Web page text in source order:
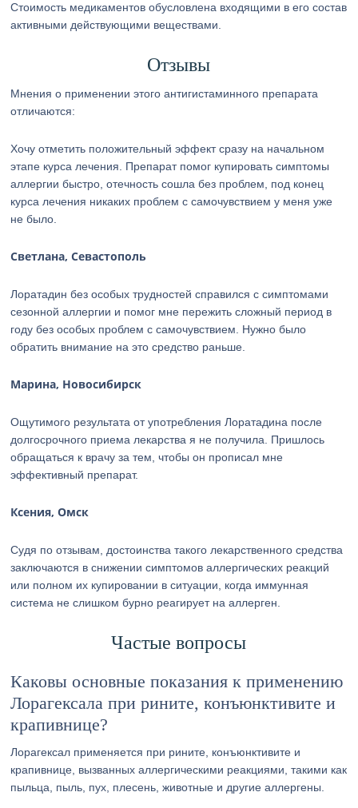
Стоимость медикаментов обусловлена входящими в его состав
активными действующими веществами.
Отзывы
Мнения о применении этого антигистаминного препарата
отличаются:
Хочу отметить положительный эффект сразу на начальном
этапе курса лечения. Препарат помог купировать симптомы
аллергии быстро, отечность сошла без проблем, под конец
курса лечения никаких проблем с самочувствием у меня уже
не было.
Светлана, Севастополь
Лоратадин без особых трудностей справился с симптомами
сезонной аллергии и помог мне пережить сложный период в
году без особых проблем с самочувствием. Нужно было
обратить внимание на это средство раньше.
Марина, Новосибирск
Ощутимого результата от употребления Лоратадина после
долгосрочного приема лекарства я не получила. Пришлось
обращаться к врачу за тем, чтобы он прописал мне
эффективный препарат.
Ксения, Омск
Судя по отзывам, достоинства такого лекарственного средства
заключаются в снижении симптомов аллергических реакций
или полном их купировании в ситуации, когда иммунная
система не слишком бурно реагирует на аллерген.
Частые вопросы
Каковы основные показания к применению
Лорагексала при рините, конъюнктивите и
крапивнице?
Лорагексал применяется при рините, конъюнктивите и
крапивнице, вызванных аллергическими реакциями, такими как
пыльца, пыль, пух, плесень, животные и другие аллергены.